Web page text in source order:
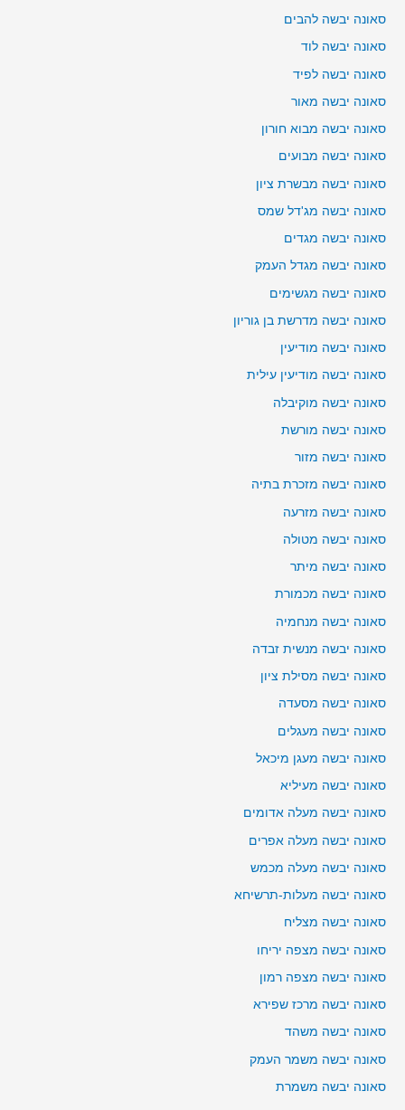
סאונה יבשה להבים
סאונה יבשה לוד
סאונה יבשה לפיד
סאונה יבשה מאור
סאונה יבשה מבוא חורון
סאונה יבשה מבועים
סאונה יבשה מבשרת ציון
סאונה יבשה מג'דל שמס
סאונה יבשה מגדים
סאונה יבשה מגדל העמק
סאונה יבשה מגשימים
סאונה יבשה מדרשת בן גוריון
סאונה יבשה מודיעין
סאונה יבשה מודיעין עילית
סאונה יבשה מוקיבלה
סאונה יבשה מורשת
סאונה יבשה מזור
סאונה יבשה מזכרת בתיה
סאונה יבשה מזרעה
סאונה יבשה מטולה
סאונה יבשה מיתר
סאונה יבשה מכמורת
סאונה יבשה מנחמיה
סאונה יבשה מנשית זבדה
סאונה יבשה מסילת ציון
סאונה יבשה מסעדה
סאונה יבשה מעגלים
סאונה יבשה מעגן מיכאל
סאונה יבשה מעיליא
סאונה יבשה מעלה אדומים
סאונה יבשה מעלה אפרים
סאונה יבשה מעלה מכמש
סאונה יבשה מעלות-תרשיחא
סאונה יבשה מצליח
סאונה יבשה מצפה יריחו
סאונה יבשה מצפה רמון
סאונה יבשה מרכז שפירא
סאונה יבשה משהד
סאונה יבשה משמר העמק
סאונה יבשה משמרת